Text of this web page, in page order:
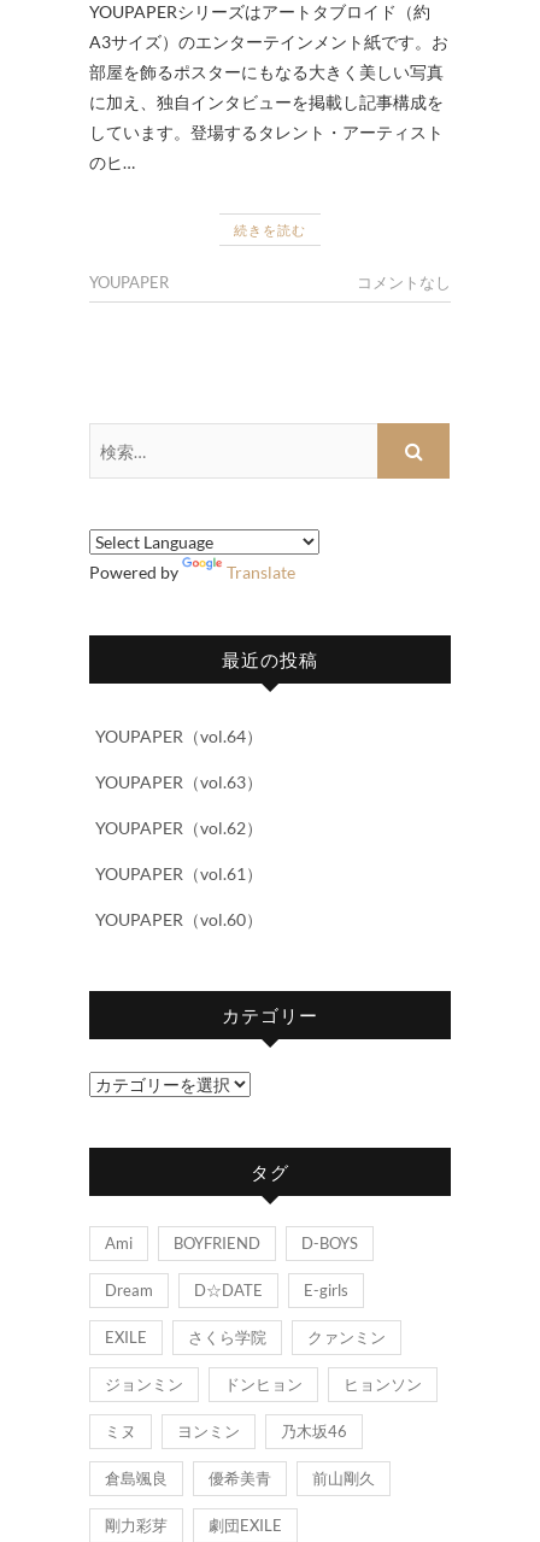
YOUPAPERシリーズはアートタブロイド（約
A3サイズ）のエンターテインメント紙です。お
部屋を飾るポスターにもなる大きく美しい写真
に加え、独自インタビューを掲載し記事構成を
しています。登場するタレント・アーティスト
のヒ…
続きを読む
YOUPAPER コメントなし
Powered by Translate
最近の投稿
YOUPAPER（vol.64）
YOUPAPER（vol.63）
YOUPAPER（vol.62）
YOUPAPER（vol.61）
YOUPAPER（vol.60）
カテゴリー
カ
ゴ
タグ
Ami BOYFRIEND D-BOYS
Dream D☆DATE E-girls
EXILE さくら学院 クァンミン
ジョンミン ドンヒョン ヒョンソン
ミヌ ヨンミン 乃木坂46
倉島颯良 優希美青 前山剛久
剛力彩芽 劇団EXILE